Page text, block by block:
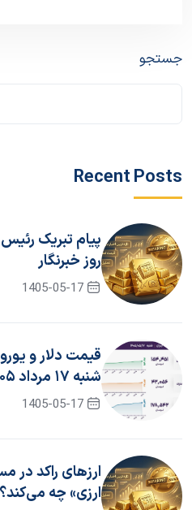
جستجو
Recent Posts
پیام تبریک
روز خبرنگار
1405-05-17
قیمت دلار و یورو
شنبه ۱۷ مرداد ۱۴۰۵
1405-05-17
ارزهای راکد در
ارزی» چه می‌کند؟